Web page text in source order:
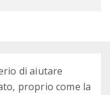
di aiutare
proprio come la